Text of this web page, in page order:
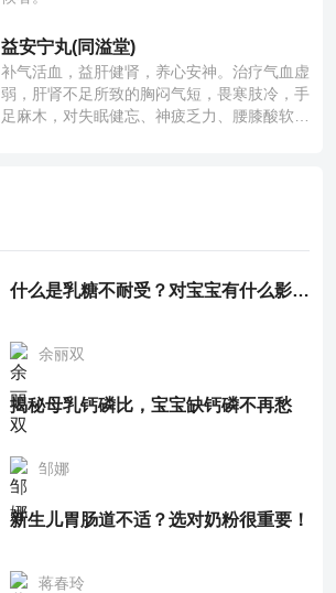
益安宁丸(同溢堂)
补气活血，益肝健肾，养心安神。治疗气血虚
弱，肝肾不足所致的胸闷气短，畏寒肢冷，手
足麻木，对失眠健忘、神疲乏力、腰膝酸软也
什么是乳糖不耐受？对宝宝有什么影响？
余丽双
揭秘母乳钙磷比，宝宝缺钙磷不再愁
邹娜
新生儿胃肠道不适？选对奶粉很重要！
蒋春玲